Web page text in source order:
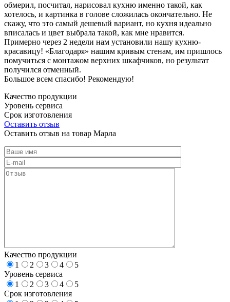
обмерил, посчитал, нарисовал кухню именно такой, как
хотелось, и картинка в голове сложилась окончательно. Не
скажу, что это самый дешевый вариант, но кухня идеально
вписалась и цвет выбрала такой, как мне нравится.
Примерно через 2 недели нам установили нашу кухню-
красавицу! «Благодаря» нашим кривым стенам, им пришлось
помучиться с монтажом верхних шкафчиков, но результат
получился отменный.
Большое всем спасибо! Рекомендую!
Качество продукции
Уровень сервиса
Срок изготовления
Оставить отзыв
Оставить отзыв на товар Марла
Качество продукции
1
2 3 4
5
Уровень сервиса
1
2 3 4
5
Срок изготовления